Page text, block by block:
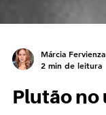
Márcia Fervienza